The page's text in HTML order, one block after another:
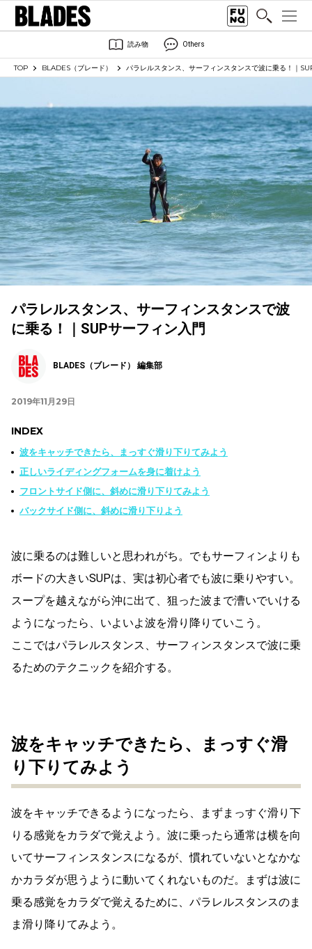
読み物 Others
TOP BLADES（ブレード） パラレルスタンス、サーフィンスタンスで波に乗る！｜
パラレルスタンス、サーフィンスタンスで波
に乗る！｜SUPサーフィン入門
BLADES（ブレード） 編集部
2019年11月29日
INDEX
波をキャッチできたら、まっすぐ滑り下りてみよう
正しいライディングフォームを身に着けよう
フロントサイド側に、斜めに滑り下りてみよう
バックサイド側に、斜めに滑り下りよう
波に乗るのは難しいと思われがち。でもサーフィンよりも
ボードの大きいSUPは、実は初心者でも波に乗りやすい。
スープを越えながら沖に出て、狙った波まで漕いでいける
ようになったら、いよいよ波を滑り降りていこう。
ここではパラレルスタンス、サーフィンスタンスで波に乗
るためのテクニックを紹介する。
波をキャッチできたら、まっすぐ滑
り下りてみよう
波をキャッチできるようになったら、まずまっすぐ滑り下
りる感覚をカラダで覚えよう。波に乗ったら通常は横を向
いてサーフィンスタンスになるが、慣れていないとなかな
かカラダが思うように動いてくれないものだ。まずは波に
乗る感覚をカラダで覚えるために、パラレルスタンスのま
ま滑り降りてみよう。